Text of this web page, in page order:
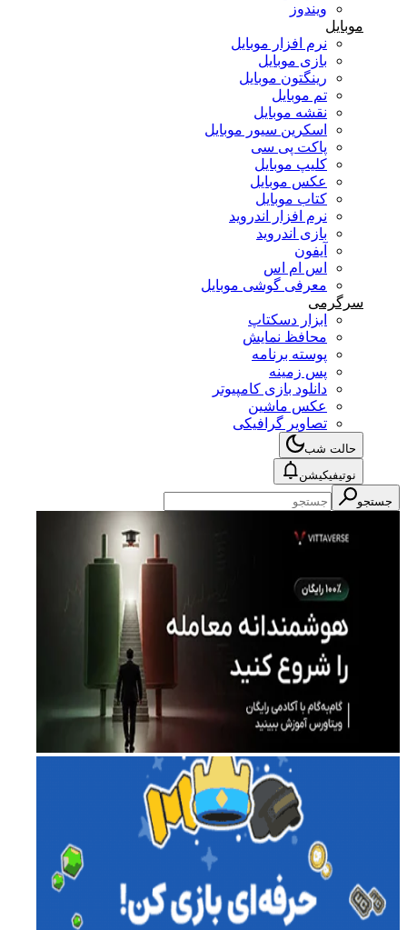
ویندوز
موبایل
نرم افزار موبایل
بازی موبایل
رینگتون موبایل
تم موبایل
نقشه موبایل
اسکرین سیور موبایل
پاکت پی سی
کلیپ موبایل
عکس موبایل
کتاب موبایل
نرم افزار اندروید
بازی اندروید
آیفون
اس ام اس
معرفی گوشی موبایل
سرگرمی
ابزار دسکتاپ
محافظ نمایش
پوسته برنامه
پس زمینه
دانلود بازی کامپیوتر
عکس ماشین
تصاویر گرافیکی
حالت شب
نوتیفیکیشن